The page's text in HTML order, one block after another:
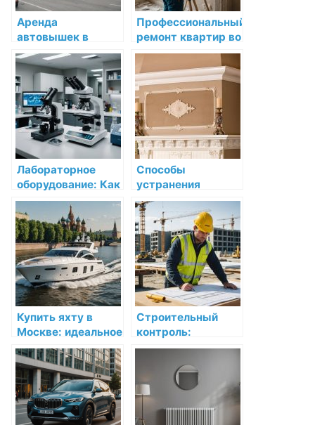
Аренда
автовышек в
Санкт-
Петербурге:
практическое
руководство по
выбору и
эксплуатации
Профессиональный
ремонт квартир во
Владивостоке:
Капитальный и
косметический
ремонт от
Штукатур ВЛ
Лабораторное
оборудование: Как
выбрать и
приобрести
качественные
изделия для
медицинских
целей
Способы
устранения
затертостей и
потускнения
декоративной
лепнины
Купить яхту в
Москве: идеальное
решение для
любителей водных
приключений
Строительный
контроль:
необходимость и
проведения